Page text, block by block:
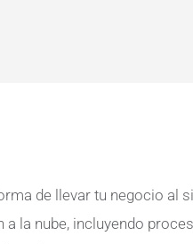
de llevar tu negocio al
la nube, incluyendo